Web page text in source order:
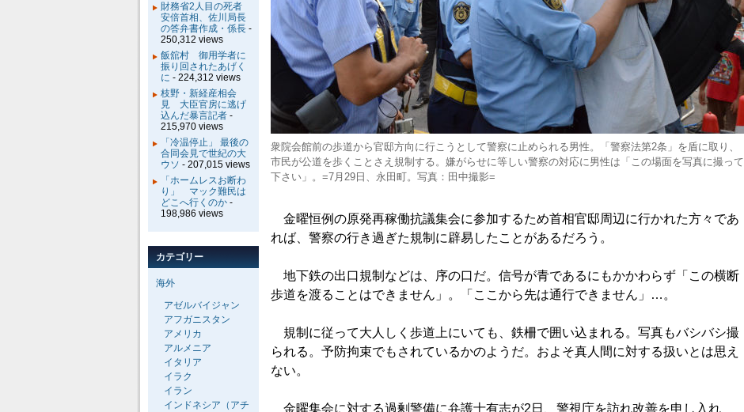
衆院会館前の歩道から官邸方向に行こうとして警察に止められる男性。「警察法第2条」を盾に取り、
市民が公道を歩くことさえ規制する。嫌がらせに等しい警察の対応に男性は「この場面を写真に撮って
下さい」。=7月29日、永田町。写真：田中撮影=
金曜恒例の原発再稼働抗議集会に参加するため首相官邸周辺に行かれた方々であ
れば、警察の行き過ぎた規制に辟易したことがあるだろう。
地下鉄の出口規制などは、序の口だ。信号が青であるにもかかわらず「この横断
歩道を渡ることはできません」。「ここから先は通行できません」…。
規制に従って大人しく歩道上にいても、鉄柵で囲い込まれる。写真もバシバシ撮
られる。予防拘束でもされているかのようだ。およそ真人間に対する扱いとは思え
ない。
金曜集会に対する過剰警備に弁護士有志が2日、警視庁を訪れ改善を申し入れ
財務省2人目の死者
安倍首相、佐川局長
の答弁書作成・係長 -
250,312 views
飯舘村 御用学者に
振り回されたあげく
に - 224,312 views
枝野・新経産相会
見 大臣官房に逃げ
込んだ暴言記者 -
215,970 views
「冷温停止」 最後の
合同会見で世紀の大
ウソ - 207,015 views
「ホームレスお断わ
り」 マック難民は
どこへ行くのか -
198,986 views
カテゴリー
海外
アゼルバイジャン
アフガニスタン
アメリカ
アルメニア
イタリア
イラク
イラン
インドネシア（アチ